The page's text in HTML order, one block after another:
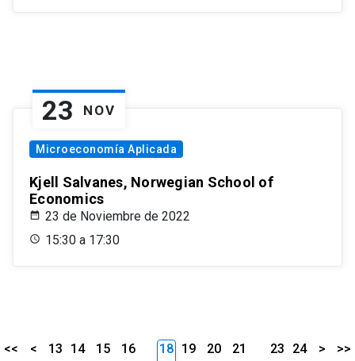
23 NOV
Microeconomía Aplicada
Kjell Salvanes, Norwegian School of
Economics
23 de Noviembre de 2022
15:30 a 17:30
<< < 13 14 15
16
18 19 20
21
23 24 > >>